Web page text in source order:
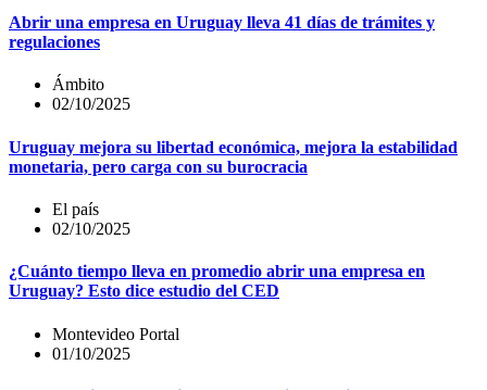
Abrir una empresa en Uruguay lleva 41 días de trámites y
regulaciones
Ámbito
02/10/2025
Uruguay mejora su libertad económica, mejora la estabilidad
monetaria, pero carga con su burocracia
El país
02/10/2025
¿Cuánto tiempo lleva en promedio abrir una empresa en
Uruguay? Esto dice estudio del CED
Montevideo Portal
01/10/2025